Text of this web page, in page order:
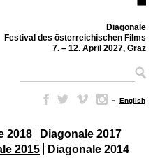
Diagonale
Festival des österreichischen Films
7. – 12. April 2027, Graz
– English